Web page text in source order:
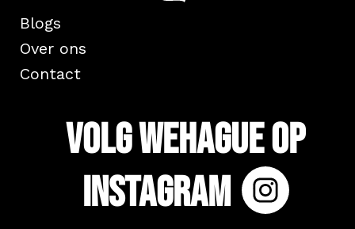
Blogs
Over ons
Contact
Volg WeHague op
Instagram